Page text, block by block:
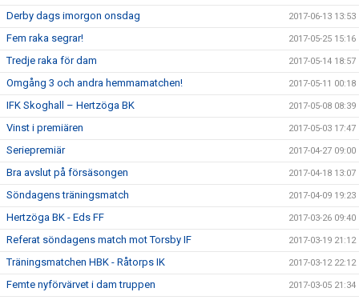
Derby dags imorgon onsdag 2017-06-13 13:53
Fem raka segrar! 2017-05-25 15:16
Tredje raka för dam 2017-05-14 18:57
Omgång 3 och andra hemmamatchen! 2017-05-11 00:18
IFK Skoghall – Hertzöga BK 2017-05-08 08:39
Vinst i premiären 2017-05-03 17:47
Seriepremiär 2017-04-27 09:00
Bra avslut på försäsongen 2017-04-18 13:07
Söndagens träningsmatch 2017-04-09 19:23
Hertzöga BK - Eds FF 2017-03-26 09:40
Referat söndagens match mot Torsby IF 2017-03-19 21:12
Träningsmatchen HBK - Råtorps IK 2017-03-12 22:12
Femte nyförvärvet i dam truppen 2017-03-05 21:34